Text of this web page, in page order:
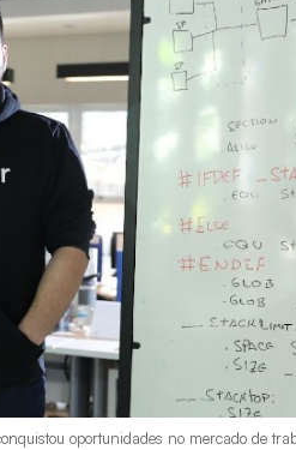
oportunidades no mercado de